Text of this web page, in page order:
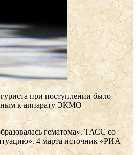
при поступлении было
к аппарату ЭКМО
гематома». ТАСС со
4 марта источник «РИА